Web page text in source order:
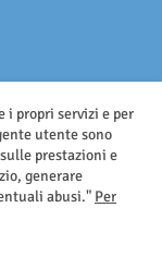
considerarsi
del 7.03.2001
i propri servizi e per
utente sono
prestazioni e
generare
abusi." Per